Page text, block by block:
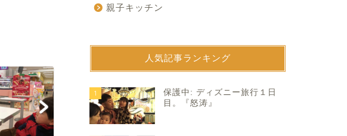
親子キッチン
人気記事ランキング
1
保護中: ディズニー旅行１日
目。『怒涛』